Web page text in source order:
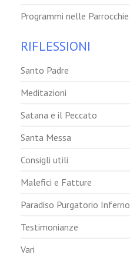
Programmi nelle Parrocchie
RIFLESSIONI
Santo Padre
Meditazioni
Satana e il Peccato
Santa Messa
Consigli utili
Malefici e Fatture
Paradiso Purgatorio Inferno
Testimonianze
Vari